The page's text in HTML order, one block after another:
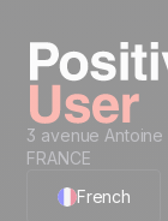
3 avenue
FRANCE
French